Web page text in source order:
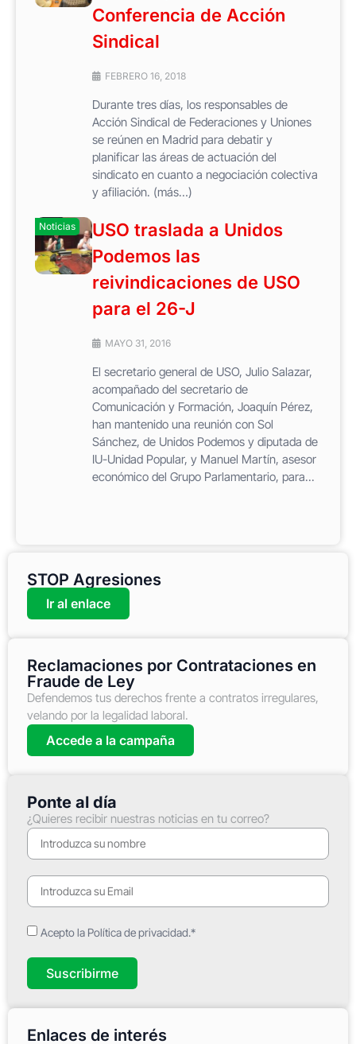
Conferencia de Acción
Sindical
FEBRERO 16, 2018
Durante tres días, los responsables de
Acción Sindical de Federaciones y Uniones
se reúnen en Madrid para debatir y
planificar las áreas de actuación del
sindicato en cuanto a negociación colectiva
y afiliación. (más…)
Noticias
USO traslada a Unidos
Podemos las
reivindicaciones de USO
para el 26-J
MAYO 31, 2016
El secretario general de USO, Julio Salazar,
acompañado del secretario de
Comunicación y Formación, Joaquín Pérez,
han mantenido una reunión con Sol
Sánchez, de Unidos Podemos y diputada de
IU-Unidad Popular, y Manuel Martín, asesor
económico del Grupo Parlamentario, para...
STOP Agresiones
Ir al enlace
Reclamaciones por Contrataciones en
Fraude de Ley
Defendemos tus derechos frente a contratos irregulares,
velando por la legalidad laboral.
Accede a la campaña
Ponte al día
¿Quieres recibir nuestras noticias en tu correo?
Acepto la Política de privacidad.*
Suscribirme
Enlaces de interés